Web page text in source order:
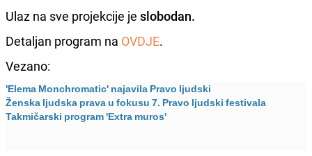
Ulaz na sve projekcije je slobodan.
Detaljan program na OVDJE.
Vezano:
'Elema Monchromatic' najavila Pravo ljudski
Ženska ljudska prava u fokusu 7. Pravo ljudski festivala
Takmičarski program 'Extra muros'